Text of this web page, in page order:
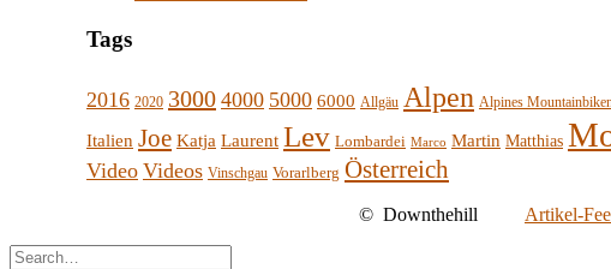
Tags
2016 2020 3000 4000 5000 6000 Allgäu Alpen Alpines
Italien Joe Katja Laurent Lev Lombardei Marco Martin Matthias
Video Videos Vinschgau Vorarlberg Österreich
© Downthehill Artikel-